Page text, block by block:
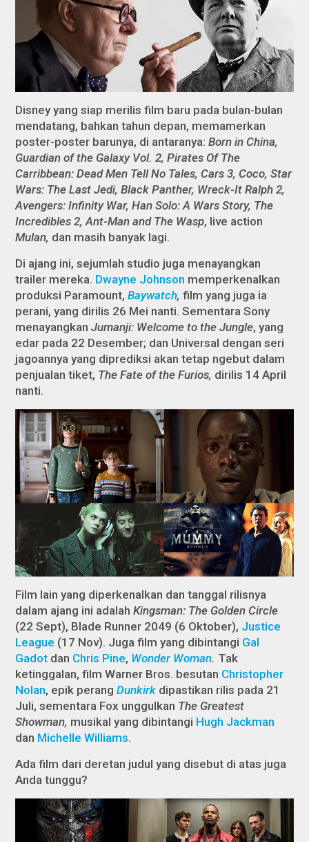
Disney yang siap merilis film baru pada bulan-bulan
mendatang, bahkan tahun depan, memamerkan
poster-poster barunya, di antaranya:Born in China,
Guardian of the Galaxy Vol. 2, Pirates Of The
Carribbean: Dead Men Tell No Tales, Cars 3, Coco, Star
Wars: The Last Jedi, Black Panther, Wreck-It Ralph 2,
Avengers: Infinity War, Han Solo: A Wars Story, The
Incredibles 2, Ant-Man and The Wasp, live action
Mulan, dan masih banyak lagi.
Di ajang ini, sejumlah studio juga menayangkan
trailer mereka. Dwayne Johnson memperkenalkan
produksi Paramount,Baywatch,film yang juga ia
perani, yang dirilis 26 Mei nanti. Sementara Sony
menayangkanJumanji: Welcome to the Jungle, yang
edar pada 22 Desember; dan Universal dengan seri
jagoannya yang diprediksi akan tetap ngebut dalam
penjualan tiket, The Fate of the Furios, dirilis 14 April
nanti.
Film lain yang diperkenalkan dan tanggal rilisnya
dalam ajang ini adalahKingsman: The Golden Circle
(22 Sept), Blade Runner 2049 (6 Oktober), Justice
League (17 Nov). Juga film yang dibintangi Gal
Gadot dan Chris Pine, Wonder Woman. Tak
ketinggalan, film Warner Bros. besutan Christopher
Nolan, epik perangDunkirk dipastikan rilis pada 21
Juli, sementara Fox unggulkan The Greatest
Showman, musikal yang dibintangi Hugh Jackman
dan Michelle Williams.
Ada film dari deretan judul yang disebut di atas juga
Anda tunggu?